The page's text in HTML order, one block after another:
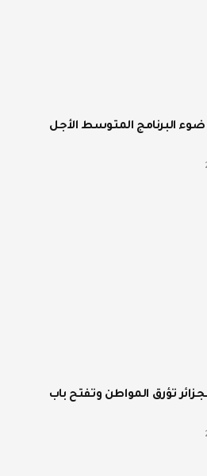
ضوء البرنامج المتوسط الأجل
تؤرق المواطن وتفتح باب